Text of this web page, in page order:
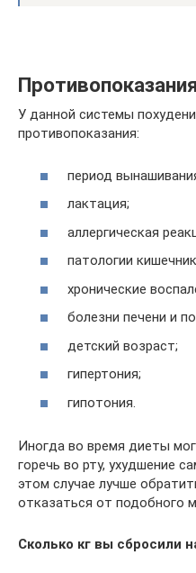
У данной системы
противопоказания:
период
лактация;
аллергическая
патологии
хронические
болезни печени и
детский возраст;
гипертония;
гипотония.
Иногда во время диеты
горечь во рту, ухудшение
этом случае лучше
отказаться от подобного
Сколько кг вы сбросили